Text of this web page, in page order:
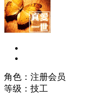
角色：注册会员
等级：技工